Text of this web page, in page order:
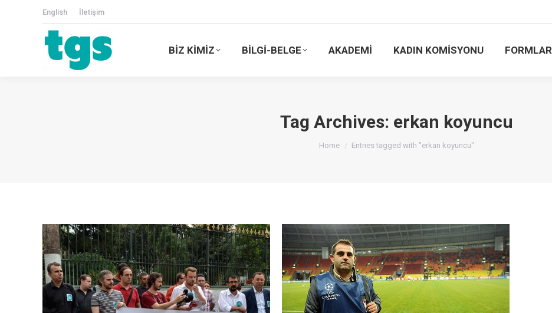
English İletişim
BİZ KİMİZ BİLGİ-BELGE AKADEMİ KADIN KOMİSYONU FORMLAR
Tag Archives: erkan koyuncu
You are here:
Home Entries tagged with "erkan koyuncu"